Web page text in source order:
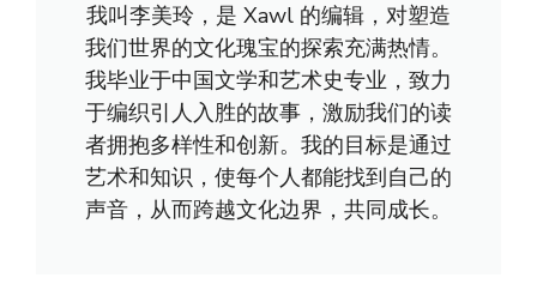
我叫李美玲，是 Xawl 的编辑，对塑造
我们世界的文化瑰宝的探索充满热情。
我毕业于中国文学和艺术史专业，致力
于编织引人入胜的故事，激励我们的读
者拥抱多样性和创新。我的目标是通过
艺术和知识，使每个人都能找到自己的
声音，从而跨越文化边界，共同成长。